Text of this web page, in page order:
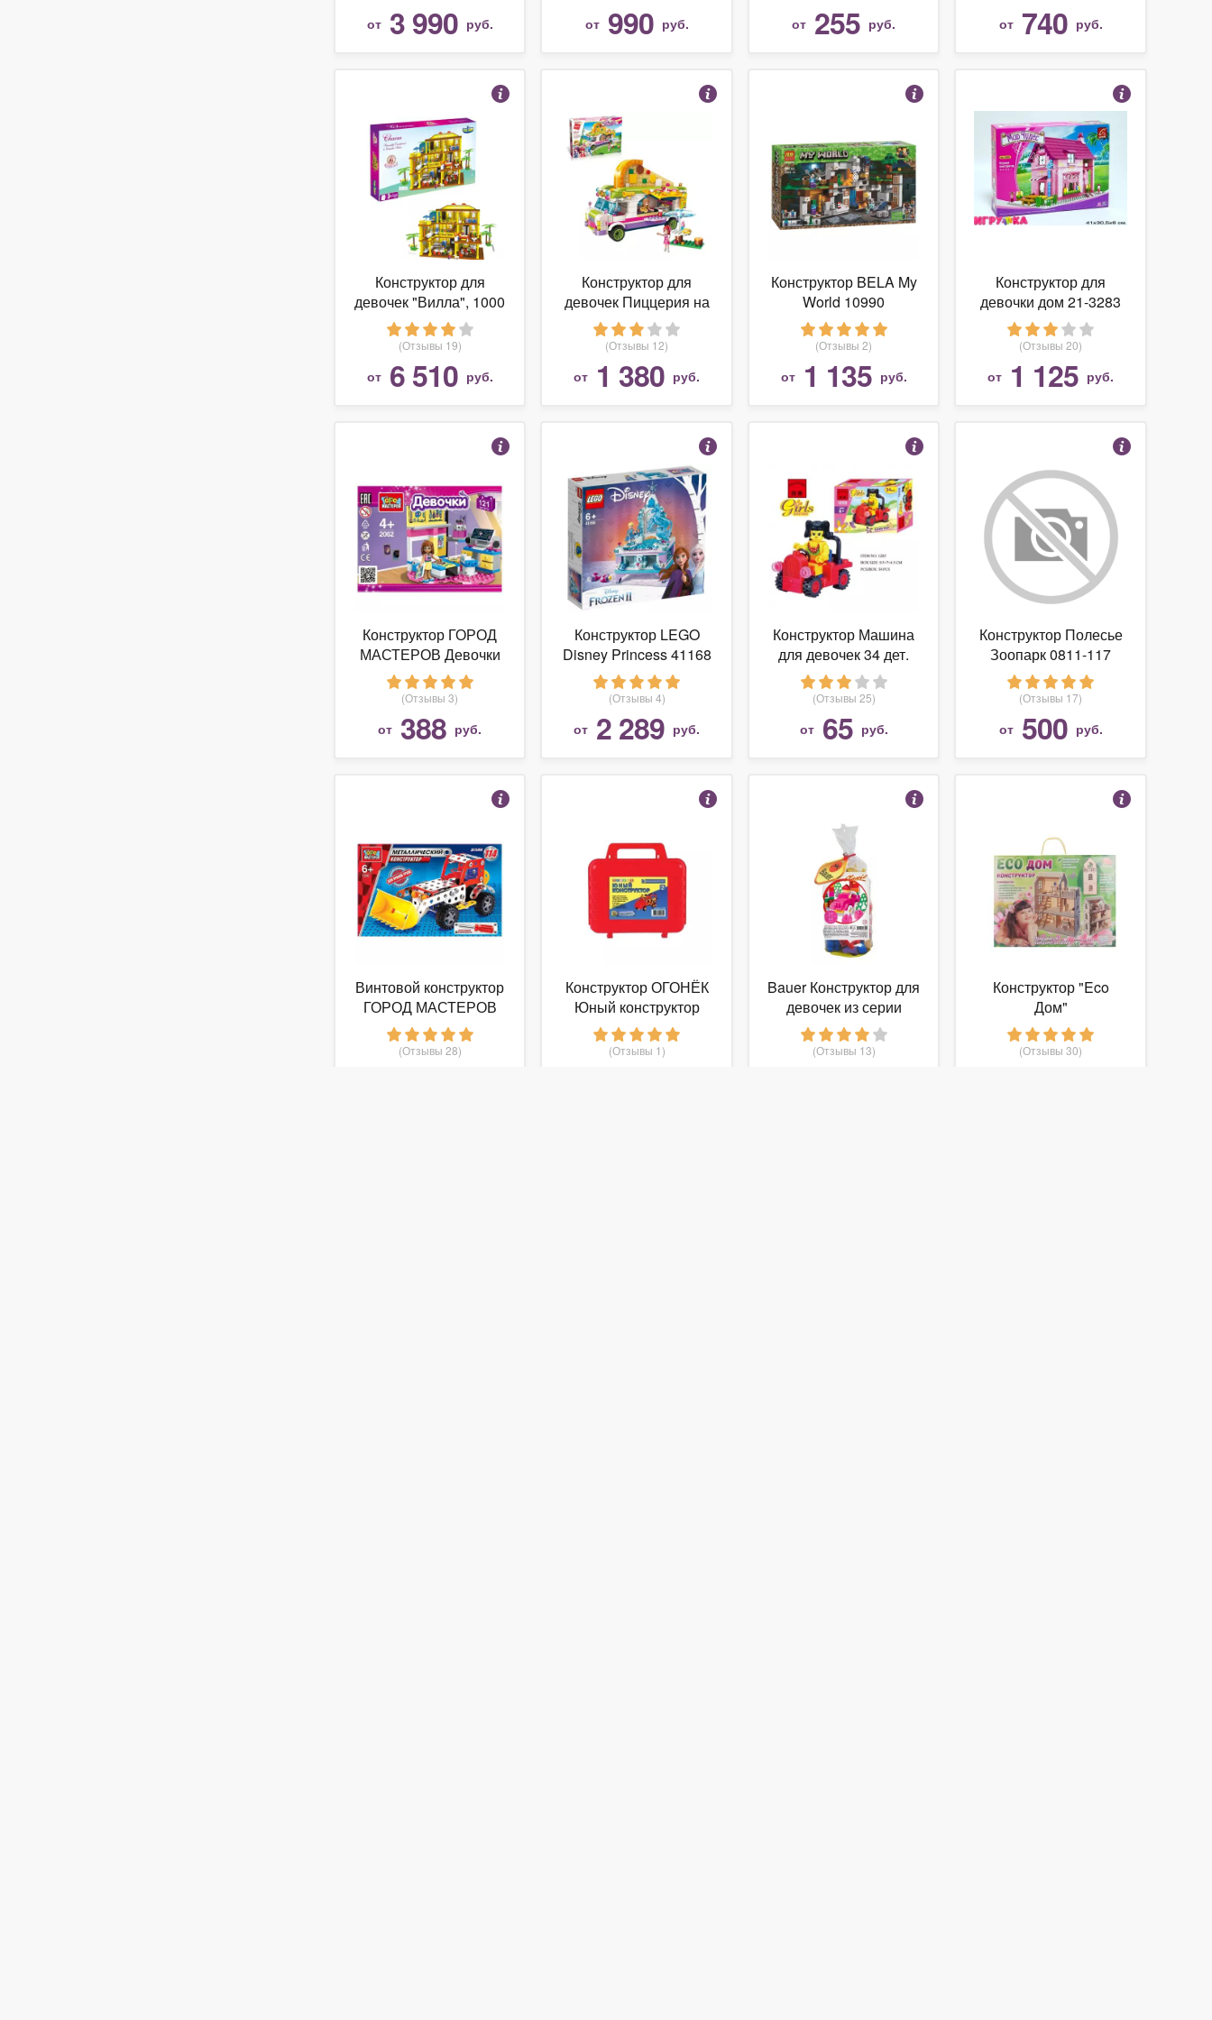
от 3 990 руб. от 990 руб.
уроков труда 00841
№1
от 255 руб. от 740 руб.
Конструктор для
девочек "Вилла", 1000
деталей
(Отзывы 19)
от 6 510 руб.
Конструктор для
девочек Пиццерия на
колёсах, 414 деталей -
3784948
(Отзывы 12)
от 1 380 руб.
Конструктор BELA My
World 10990
Приключения в
шахтах
(Отзывы 2)
от 1 135 руб.
Конструктор для
девочки дом 21-3283
(Отзывы 20)
от 1 125 руб.
Конструктор ГОРОД
МАСТЕРОВ Девочки
2062 Комната
(Отзывы 3)
от 388 руб.
Конструктор LEGO
Disney Princess 41168
Frozen II Шкатулка
Эльзы
(Отзывы 4)
от 2 289 руб.
Конструктор Машина
для девочек 34 дет.
(Отзывы 25)
от 65 руб.
Конструктор Полесье
Зоопарк 0811-117
(Отзывы 17)
от 500 руб.
Винтовой конструктор
ГОРОД МАСТЕРОВ
Для уроков труда 1210
Бульдозер
(Отзывы 28)
Конструктор ОГОНЁК
Юный конструктор
С-296 №2
(Отзывы 1)
Bauer Конструктор для
девочек из серии
Classic, 44 детали, 3+
(Отзывы 13)
Конструктор "Eco
Дом"
(Отзывы 30)